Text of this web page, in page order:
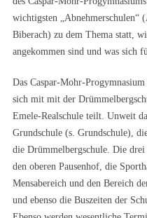
wichtigsten „Abnehmerschulen“
Biberach) zu dem Thema statt,
angekommen sind und was sich
Das Caspar-Mohr-
sich mit mit der
Emele-Realschule teilt. Unweit
Grundschule (s. Grundschule),
die Drümmelbergschule. Die
den oberen Pausenhof, die
Mensabereich und den Bereich
und ebenso die Buszeiten der